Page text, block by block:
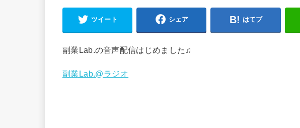
ツイート シェア はてブ
副業Lab.の音声配信はじめました♫
副業Lab.@ラジオ